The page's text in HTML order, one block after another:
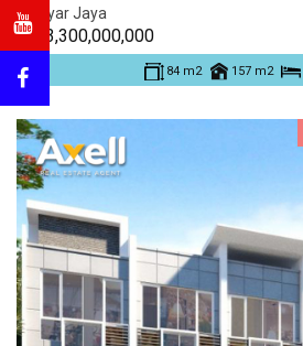
Manyar Jaya
Rp. 3,300,000,000
84 m2 157 m2